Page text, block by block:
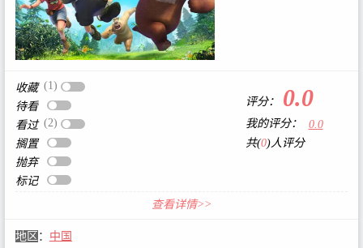
收藏 (1)
待看
看过 (2)
搁置
抛弃
标记
评分： 0.0
我的评分：
0.0
共(0)人评分
查看详情>>
地区 ： 中国